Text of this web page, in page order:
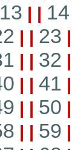
13 | | 14
| | 23 |
| | 32 |
| | 41 |
| | 50 |
| | 59 |